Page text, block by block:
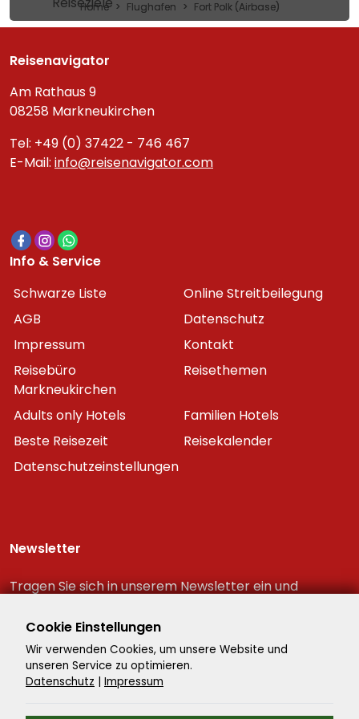
Home Flughafen Fort Polk (Airbase)
Reisenavigator
Am Rathaus 9
08258 Markneukirchen
Tel: +49 (0) 37422 - 746 467
E-Mail: info@reisenavigator.com
Info & Service
Schwarze Liste
Online Streitbeilegung
AGB
Datenschutz
Impressum
Kontakt
Reisebüro
Markneukirchen
Reisethemen
Adults only Hotels
Familien Hotels
Beste Reisezeit
Reisekalender
Datenschutzeinstellungen
Newsletter
Tragen Sie sich in unserem Newsletter ein und
Reiseschnäppchen!
Cookie Einstellungen
Wir verwenden Cookies, um unsere Website und
unseren Service zu optimieren.
Datenschutz | Impressum